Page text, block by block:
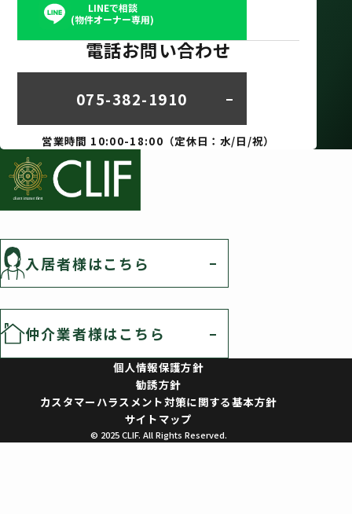
LINEで相談
(物件オーナー専用)
電話お問い合わせ
075-382-1910
営業時間 10:00-18:00（定休日：水/日/祝）
入居者様はこちら
仲介業者様はこちら
個人情報保護方針
勧誘方針
カスタマーハラスメント対策に関する基本方針
サイトマップ
© 2025 CLIF. All Rights Reserved.